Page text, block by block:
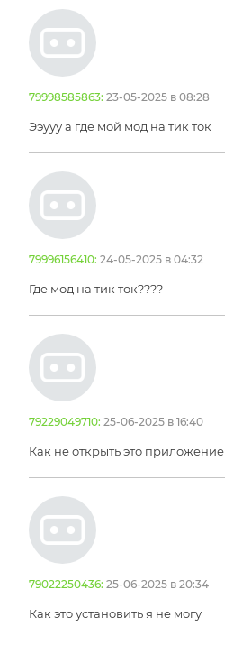
79998585863: 23-05-2025 в 08:28
Ээууу а где мой мод на тик ток
79996156410: 24-05-2025 в 04:32
Где мод на тик ток????
79229049710: 25-06-2025 в 16:40
Как не открыть это приложение
79022250436: 25-06-2025 в 20:34
Как это установить я не могу